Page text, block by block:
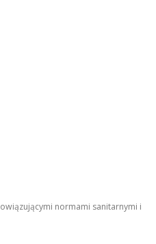
normami sanitarnymi i